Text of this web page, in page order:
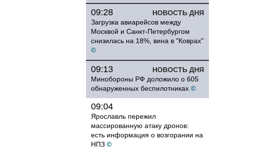
НОВОСТЬ ДНЯ
09:28
Загрузка авиарейсов между
Москвой и Санкт-Петербургом
снизилась на 18%, вина в "Коврах"
©
НОВОСТЬ ДНЯ
09:13
Минобороны РФ доложило о 605
обнаруженных беспилотниках ©
09:04
Ярославль пережил
массированную атаку дронов:
есть информация о возгорании на
НПЗ ©